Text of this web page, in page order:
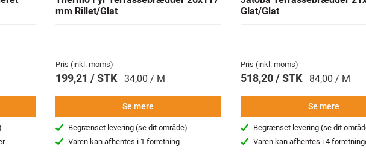
mm Rillet/Glat
Pris (inkl. moms)
199,21 / STK 34,00 / M
Se mere
Begrænset levering (se dit område)
Varen kan afhentes i 1 forretning
Glat/Glat
Pris (inkl. moms)
518,20 / STK 84,00 / M
Se mere
Begrænset levering(se dit
Varen kan afhentes i4